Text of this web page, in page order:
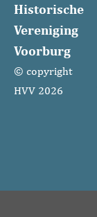
Historische
Vereniging
Voorburg
© copyright
HVV 2026